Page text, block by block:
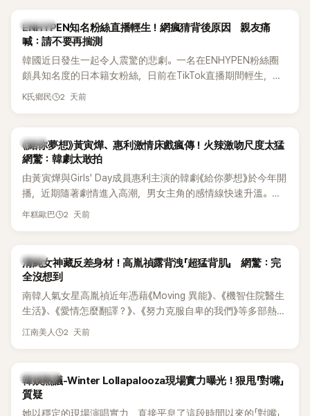
K-POP
ENHYPEN知名粉絲直播輕生！網瘋猜背後原因 親友痛
喊：請不要再揣測
韓國近日發生一起令人震驚的悲劇。一名在ENHYPEN粉絲圈
頗具知名度的日本籍女粉絲，日前在TikTok直播期間輕生，最
終不幸身亡，消息曝光後震驚韓網，也讓不少粉絲湧入社群平
K氏鄉民 2 天前
韓劇
《給你夢想》黃寅燁、惠利激情床戲瘋傳！火辣激吻尺度太猛
網驚：韓劇太敢拍
由黃寅燁與Girls' Day成員惠利主演的韓劇《給你夢想》於今年開
播，近期隨著劇情進入高潮，男女主角的感情線快速升溫。最
新播出的第8集不僅上演火辣吻戲，更接連出現床戲橋段，讓
年糕歐巴 2 天前
韓星
清純女神藏反差身材！高胤禎露背洩「超猛背肌」 網驚：完
全沒想到
南韓人氣女星高胤禎近年憑藉《Moving 異能》、《機智住院醫生
生活》、《愛情怎麼翻譯？》、《努力克服自卑的我們》等多部熱門
作品，躍升為韓劇新一代女神代表，不僅演技備受肯定，精緻
細身材下的超狂背肌與肩膀線條，反差感十足，讓不少網友看
傻直呼：「原來她身材這麼猛！」
江南美人 2 天前
熱議討論
韓娛熱議-Winter Lollapalooza現場實力曝光！狠甩「對嘴」
質疑
她以穩定的現場演唱實力，直接平息了這段時間以來的「對嘴」